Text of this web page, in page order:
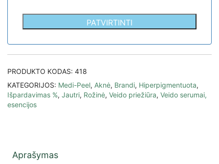
PATVIRTINTI
PRODUKTO KODAS: 418
KATEGORIJOS: Medi-Peel, Aknė, Brandi, Hiperpigmentuota,
Išpardavimas %, Jautri, Rožinė, Veido priežiūra, Veido serumai,
esencijos
Aprašymas